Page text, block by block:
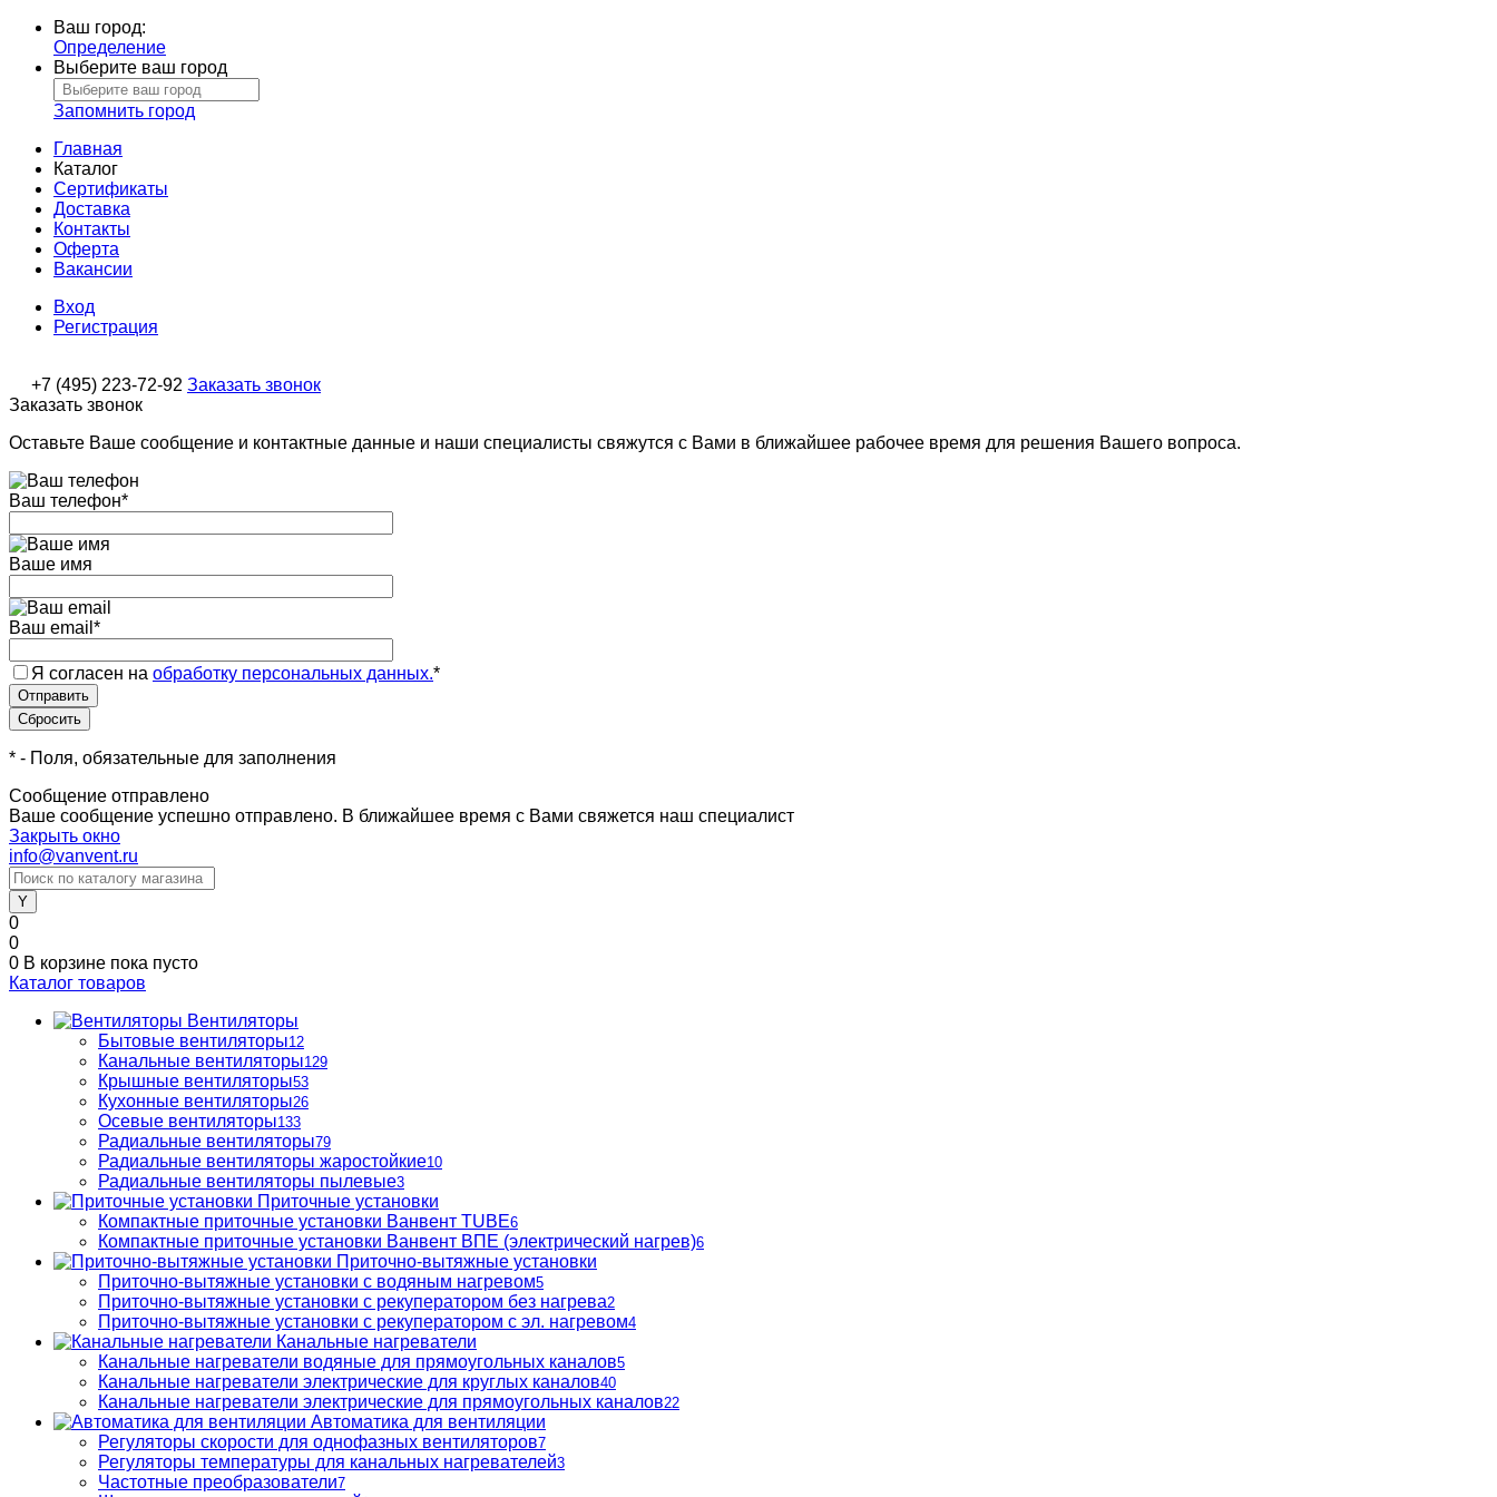
Ваш город:
Определение
Выберите ваш город
Запомнить город
Главная
Каталог
Сертификаты
Доставка
Контакты
Оферта
Вакансии
Вход
Регистрация
+7 (495) 223-72-92 Заказать звонок
Заказать звонок
Оставьте Ваше сообщение и контактные данные и наши специалисты свяжутся с Вами в ближайшее рабочее время для решения Вашего вопроса.
Ваш телефон*
Ваше имя
Ваш email *
Я согласен на обработку персональных данных.*
* - Поля, обязательные для заполнения
Сообщение отправлено
Ваше сообщение успешно отправлено. В ближайшее время с Вами свяжется наш специалист
Закрыть окно
info@vanvent.ru
0
0
0 В корзине пока пусто
Каталог товаров
Вентиляторы
Бытовые вентиляторы12
Канальные вентиляторы129
Крышные вентиляторы53
Кухонные вентиляторы26
Осевые вентиляторы133
Радиальные вентиляторы79
Радиальные вентиляторы жаростойкие10
Радиальные вентиляторы пылевые3
Приточные установки
Компактные приточные установки Ванвент TUBE6
Компактные приточные установки Ванвент ВПЕ (электрический нагрев)6
Приточно-вытяжные установки
Приточно-вытяжные установки с водяным нагревом5
Приточно-вытяжные установки с рекуператором без нагрева2
Приточно-вытяжные установки с рекуператором с эл. нагревом4
Канальные нагреватели
Канальные нагреватели водяные для прямоугольных каналов5
Канальные нагреватели электрические для круглых каналов40
Канальные нагреватели электрические для прямоугольных каналов22
Автоматика для вентиляции
Регуляторы скорости для однофазных вентиляторов7
Регуляторы температуры для канальных нагревателей3
Частотные преобразователи7